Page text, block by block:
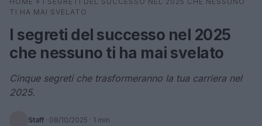
Cerca
TI HA MAI SVELATO
I segreti del successo nel 2025
che nessuno ti ha mai svelato
Cinque segreti che trasformeranno la tua carriera nel
2025.
Staff · 08/10/2025 · 1 min